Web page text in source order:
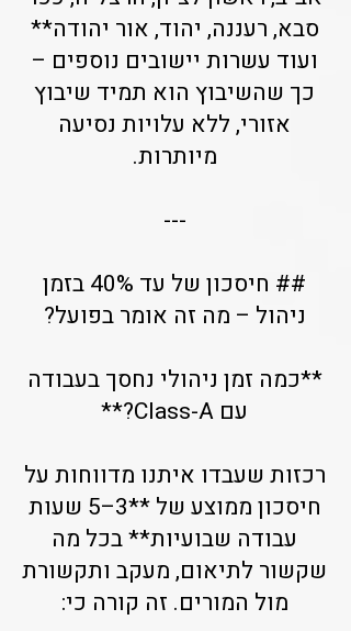
סבא, רעננה, יהוד, אור יהודה**
ועוד עשרות יישובים נוספים –
כך שהשיבוץ הוא תמיד שיבוץ
אזורי, ללא עלויות נסיעה
מיותרות.
---
## חיסכון של עד 40% בזמן
ניהול – מה זה אומר בפועל?
**כמה זמן ניהולי נחסך בעבודה
עם Class-A?**
רכזות שעבדו איתנו מדווחות על
חיסכון ממוצע של **3–5 שעות
עבודה שבועיות** בכל מה
שקשור לתיאום, מעקב ותקשורת
מול המורים. זה קורה כי: